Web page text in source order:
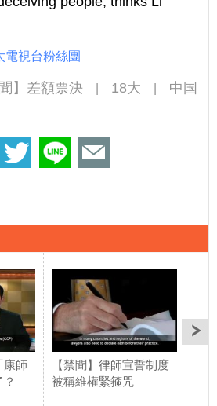
電視台粉絲團
】差額票決 18大
中国
康師
【禁聞】律師宣誓制度
被稱維權緊箍咒